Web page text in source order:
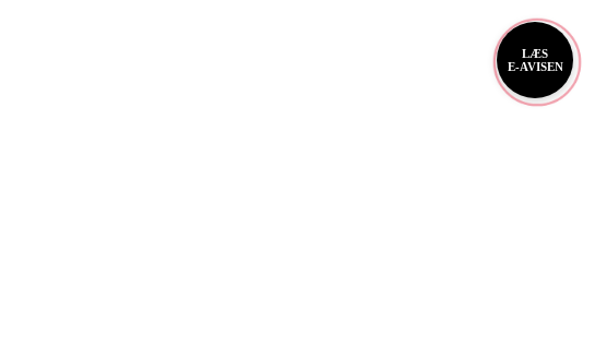
LÆS
E-AVISEN